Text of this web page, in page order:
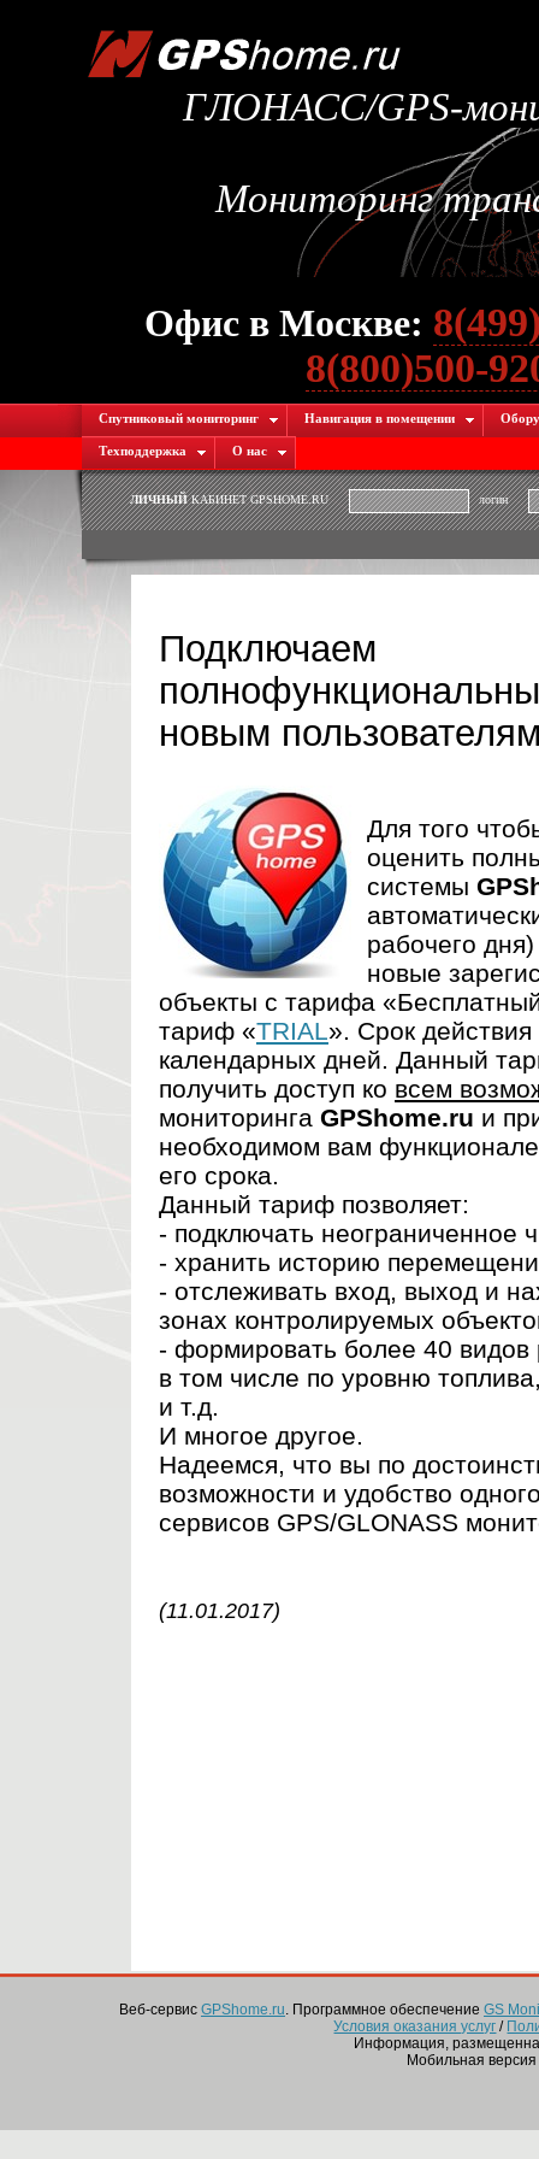
ГЛОНАСС/GPS-
Мониторинг
Офис в Москве:
8(800)500-
Спутниковый мониторинг Навигация в помещении
Техподдержка О нас
ЛИЧНЫЙКАБИНЕТ GPSHOME.RU логин
Подключаем
новым
Для того
оценить
системы
рабочего
новые
объекты с тарифа
тариф «TRIAL». Срок
календарных дней. Данный
получить доступ ко всем
мониторинга GPShome.ru и
необходимом вам
его срока.
Данный тариф позволяет:
- подключать неограниченное
- хранить историю
- отслеживать вход, выход и
зонах контролируемых
- формировать более 40 видов
в том числе по уровню
и т.д.
И многое другое.
Надеемся, что вы по
возможности и удобство
сервисов GPS/GLONASS
(11.01.2017)
Веб-сервис GPShome.ru. Программное обеспечение GS
Условия оказания услуг /
Информация,
Мобильная